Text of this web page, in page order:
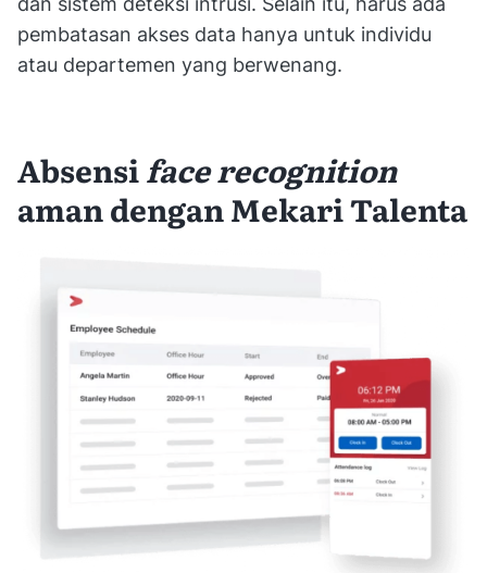
pembatasan akses data hanya untuk individu
atau departemen yang berwenang.
Absensiface recognition
aman dengan Mekari Talenta